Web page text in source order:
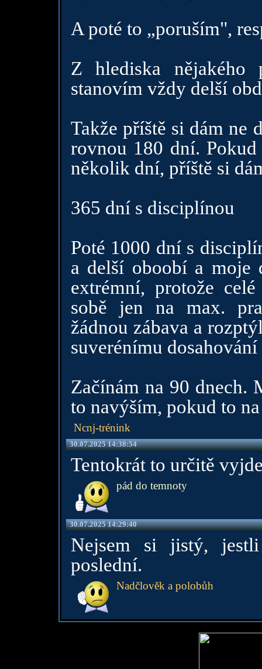
A poté to „poruším",
Z hlediska nějakého
stanovím vždy delší
Takže příště si dám ne
rovnou 180 dní.
několik dní, příště si
365 dní s disciplínou
Poté 1000 dní s
a delší oboobí a moje
extrémní, protože
sobě jen na max.
žádnou zábava a
suverénímu
Začínám na 90 dnech.
to navýším, pokud to
Ncnj-trénink
30.07.2025 14:38:54
Tentokrát to určitě
pád do temnoty
30.07.2025 14:29:40
Nejsem si jistý,
poslední.
Nadčlověk a polobůh